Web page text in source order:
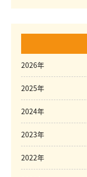
2026年
2025年
2024年
2023年
2022年